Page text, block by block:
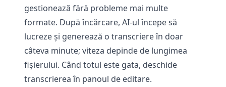
gestionează fără probleme mai multe
formate. După încărcare, AI-ul începe să
lucreze și generează o transcriere în doar
câteva minute; viteza depinde de lungimea
fișierului. Când totul este gata, deschide
transcrierea în panoul de editare.